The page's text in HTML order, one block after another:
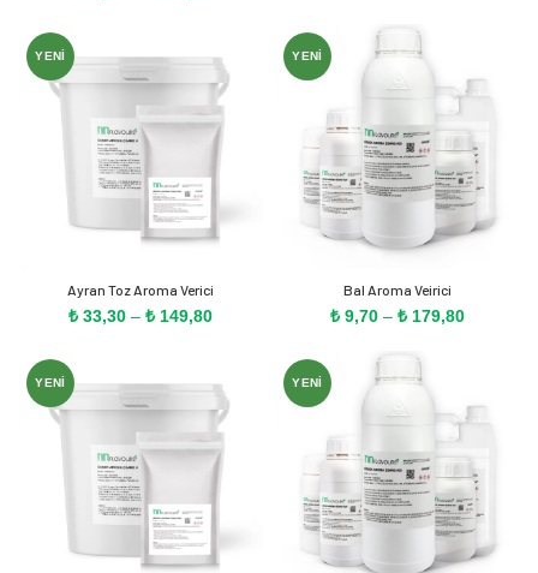
₺ 152,30
YENI
Ayran Toz Aroma Verici
₺ 33,30 – ₺ 149,80Fiyat
₺ 149,80
YENI
Bal Aroma Veirici
₺ 9,70 – ₺ 179,80Fiyat
YENI YENI